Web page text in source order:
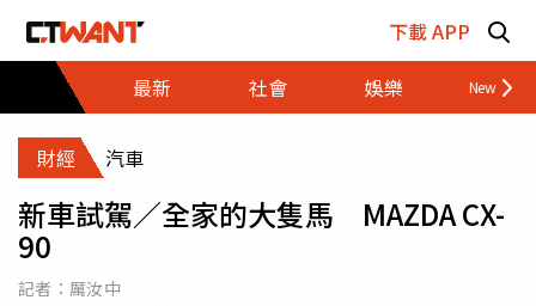
下載 APP
最新
社會 娛樂 財經
財經 汽車
新車試駕／全家的大隻馬 MAZDA CX-
90
記者： 厲汝中